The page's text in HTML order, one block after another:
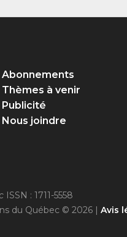
Abonnements
Thèmes à venir
Publicité
Nous joindre
ISSN : 1711-5558
du Québec © 2026 | Avis